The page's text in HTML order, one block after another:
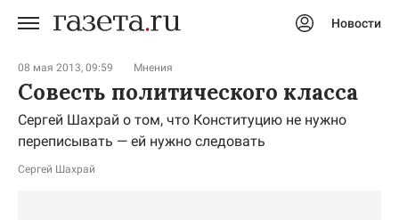
Новости
08 мая 2013, 09:59 Мнения
Совесть политического класса
Сергей Шахрай о том, что Конституцию не нужно
переписывать — ей нужно следовать
Сергей Шахрай